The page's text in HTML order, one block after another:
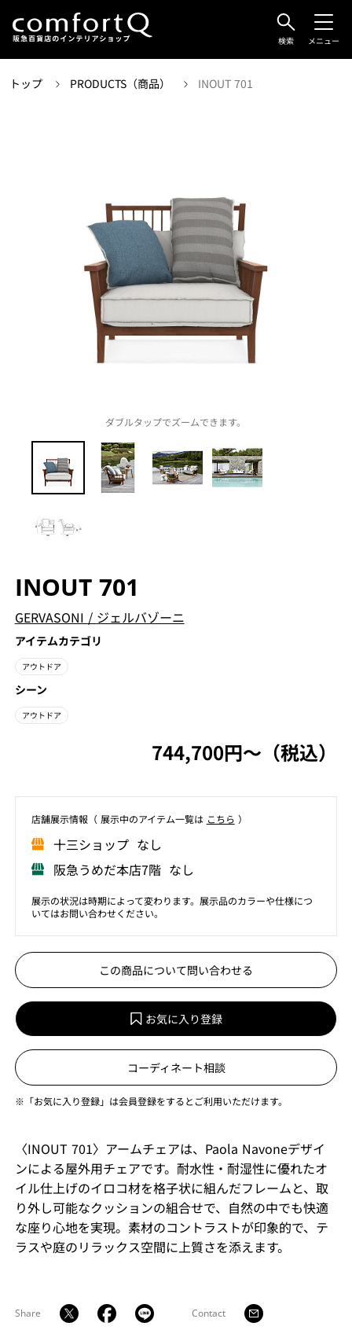
検索 メニュー
トップ PRODUCTS（商品） INOUT 701
ダブルタップでズームできます。
INOUT 701
GERVASONI / ジェルバゾーニ
アイテムカテゴリ
アウトドア
シーン
アウトドア
744,700円〜（税込）
店舗展⽰情報（ 展⽰中のアイテム⼀覧は こちら ）
⼗三ショップ なし
阪急うめだ本店7階 なし
展示の状況は時期によって変わります。展示品のカラーや仕様につ
いてはお問い合わせください。
この商品について問い合わせる
お気に入り登録
コーディネート相談
※「お気に入り登録」は会員登録をするとご利用いただけます。
〈INOUT 701〉アームチェアは、Paola Navoneデザイ
ンによる屋外用チェアです。耐水性・耐湿性に優れたオ
イル仕上げのイロコ材を格子状に組んだフレームと、取
り外し可能なクッションの組合せで、自然の中でも快適
な座り心地を実現。素材のコントラストが印象的で、テ
ラスや庭のリラックス空間に上質さを添えます。
Share Contact